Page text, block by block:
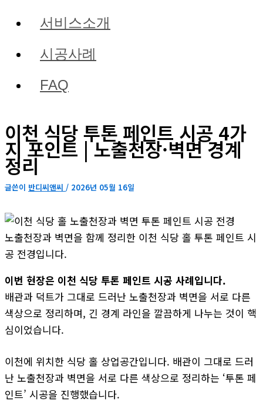
서비스소개
시공사례
FAQ
이천 식당 투톤 페인트 시공 4가
지 포인트 | 노출천장·벽면 경계
정리
글쓴이 반디씨앤씨 / 2026년 05월 16일
노출천장과 벽면을 함께 정리한 이천 식당 홀 투톤 페인트 시
공 전경입니다.
이번 현장은 이천 식당 투톤 페인트 시공 사례입니다.
배관과 덕트가 그대로 드러난 노출천장과 벽면을 서로 다른
색상으로 정리하며, 긴 경계 라인을 깔끔하게 나누는 것이 핵
심이었습니다.
이천에 위치한 식당 홀 상업공간입니다. 배관이 그대로 드러
난 노출천장과 벽면을 서로 다른 색상으로 정리하는 ‘투톤 페
인트’ 시공을 진행했습니다.